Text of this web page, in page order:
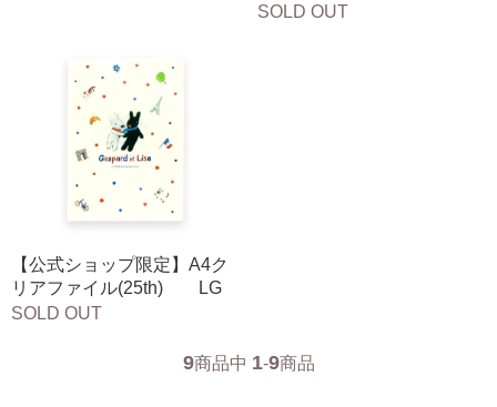
SOLD OUT
【公式ショップ限定】A4ク
リアファイル(25th) LG
SOLD OUT
9商品中 1-9商品